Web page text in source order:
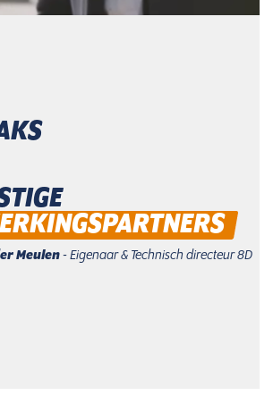
Meulen- Eigenaar & Technisch directeur 8D